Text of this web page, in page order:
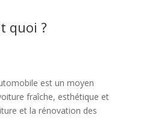
quoi ?
est un moyen
fraîche, esthétique et
et la rénovation des